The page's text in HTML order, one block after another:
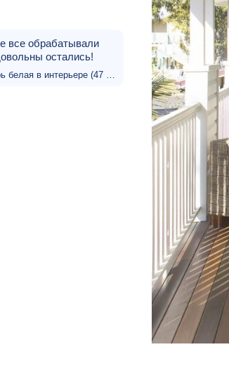
все обрабатывали
остались!
в интерьере (47 фото)